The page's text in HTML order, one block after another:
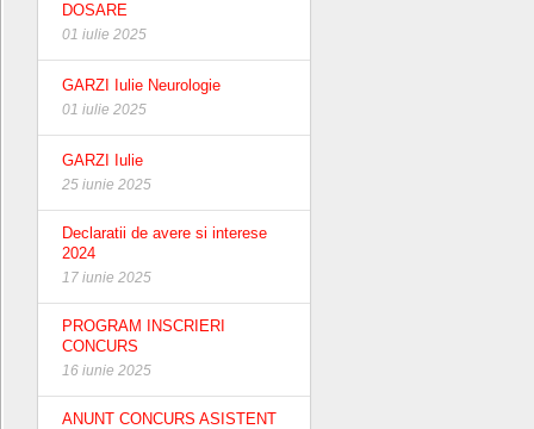
DOSARE
01 iulie 2025
GARZI Iulie Neurologie
01 iulie 2025
GARZI Iulie
25 iunie 2025
Declaratii de avere si interese
2024
17 iunie 2025
PROGRAM INSCRIERI
CONCURS
16 iunie 2025
ANUNT CONCURS ASISTENT